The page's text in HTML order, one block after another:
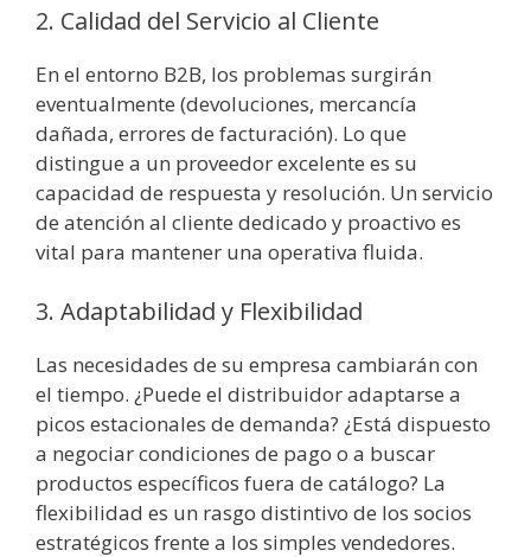
2. Calidad del Servicio al Cliente
En el entorno B2B, los problemas surgirán
eventualmente (devoluciones, mercancía
dañada, errores de facturación). Lo que
distingue a un proveedor excelente es su
capacidad de respuesta y resolución. Un servicio
de atención al cliente dedicado y proactivo es
vital para mantener una operativa fluida.
3. Adaptabilidad y Flexibilidad
Las necesidades de su empresa cambiarán con
el tiempo. ¿Puede el distribuidor adaptarse a
picos estacionales de demanda? ¿Está dispuesto
a negociar condiciones de pago o a buscar
productos específicos fuera de catálogo? La
flexibilidad es un rasgo distintivo de los socios
estratégicos frente a los simples vendedores.